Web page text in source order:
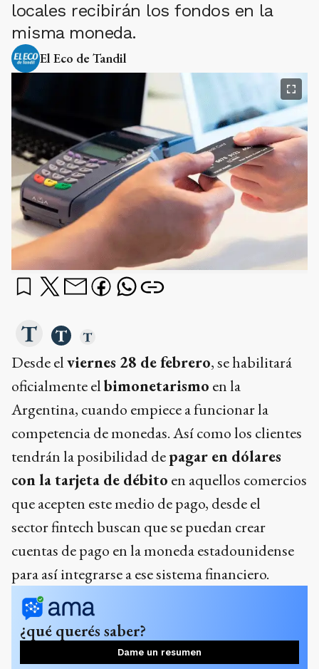
locales recibirán los fondos en la
misma moneda.
El Eco de Tandil
Desde elviernes 28 de febrero, se habilitará
oficialmente elbimonetarismo en la
Argentina, cuando empiece a funcionar la
competencia de monedas. Así como los clientes
tendrán la posibilidad depagar en dólares
con la tarjeta de débito en aquellos comercios
que acepten este medio de pago, desde el
sector fintech buscan que se puedan crear
cuentas de pago en la moneda estadounidense
para así integrarse a ese sistema financiero.
¿qué querés saber?
Dame un resumen